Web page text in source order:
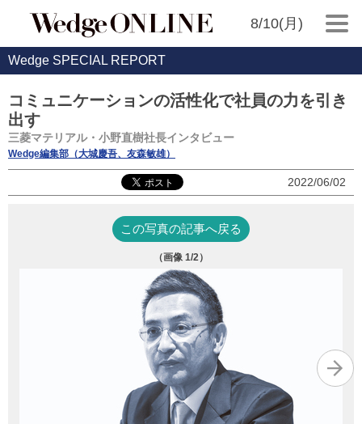
8/10(月)
Wedge SPECIAL REPORT
コミュニケーションの活性化で社員の力を引き
出す
三菱マテリアル・小野直樹社長インタビュー
Wedge編集部（大城慶吾、友森敏雄）
2022/06/02
この写真の記事へ戻る
（画像 1/2）